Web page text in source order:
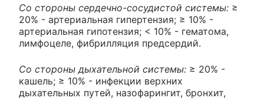
Со стороны сердечно-сосудистой системы: ≥
20% - артериальная гипертензия; ≥ 10% -
артериальная гипотензия; < 10% - гематома,
лимфоцеле, фибрилляция предсердий.
Со стороны дыхательной системы: ≥ 20% -
кашель; ≥ 10% - инфекции верхних
дыхательных путей, назофарингит, бронхит,